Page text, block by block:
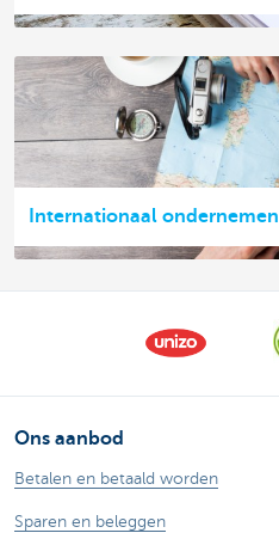
Internationaal ondernemen
Ons aanbod
Betalen en betaald worden
Sparen en beleggen